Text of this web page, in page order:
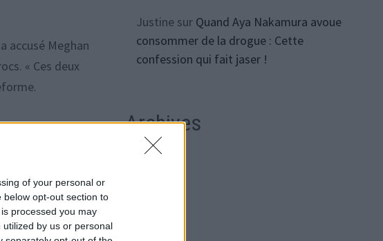
of your personal or
opt-out section to
processed you may
by us or personal
accusé Meghan
« Ces deux
peut ainsi
et leur
Justinesur Quand Aya Nakamura avoue
consommer de la drogue : Cette
confession qui fait jaser !
Archives